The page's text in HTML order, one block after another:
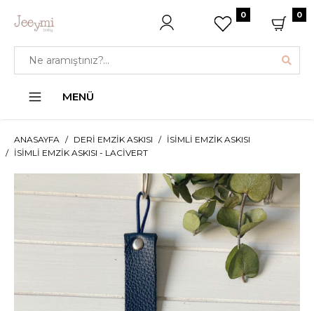
0 0
MENÜ
ANASAYFA DERI EMZIK ASKISI
İSIMLI EMZIK ASKISI
İSIMLI EMZIK ASKISI - LACIVERT